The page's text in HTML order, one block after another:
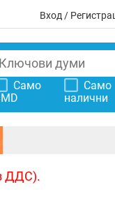
Вход /
Само
Само
налични
ДДС).